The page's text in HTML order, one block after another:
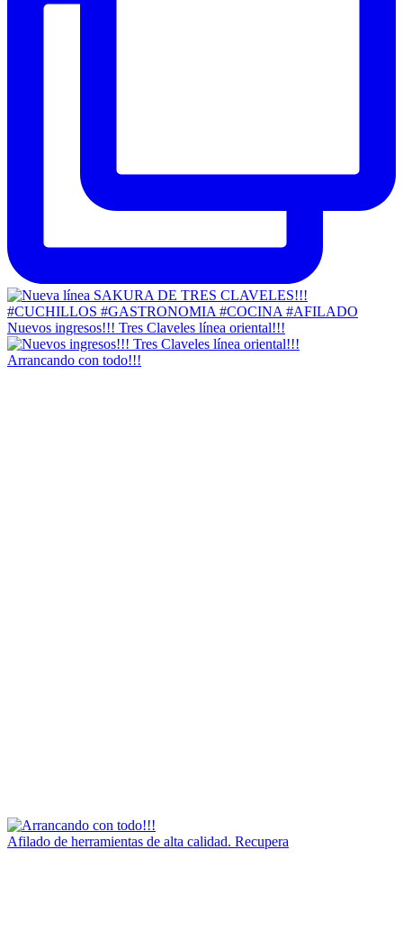
Nuevos ingresos!!! Tres Claveles línea oriental!!!
Arrancando con todo!!!
Afilado de herramientas de alta calidad. Recupera